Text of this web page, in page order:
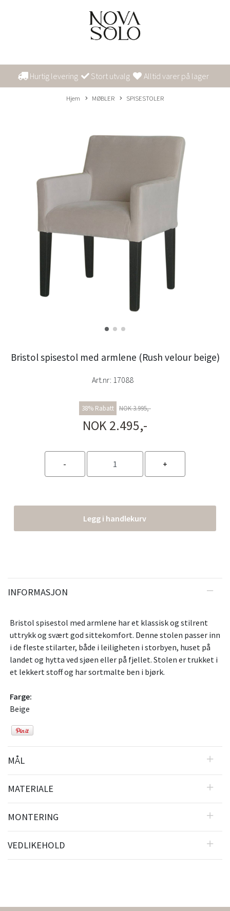
Hurtig levering Stort utvalg Alltid varer på lager
Hjem MØBLER SPISESTOLER
Bristol spisestol med armlene (Rush velour beige)
Art.nr: 17088
38% Rabatt NOK 3.995,-
NOK 2.495,-
Legg i handlekurv
INFORMASJON
Bristol spisestol med armlene har et klassisk og stilrent
uttrykk og svært god sittekomfort. Denne stolen passer inn
i de fleste stilarter, både i leiligheten i storbyen, huset på
landet og hytta ved sjøen eller på fjellet. Stolen er trukket i
et lekkert stoff og har sortmalte ben i bjørk.
Farge:
Beige
MÅL
MATERIALE
MONTERING
VEDLIKEHOLD